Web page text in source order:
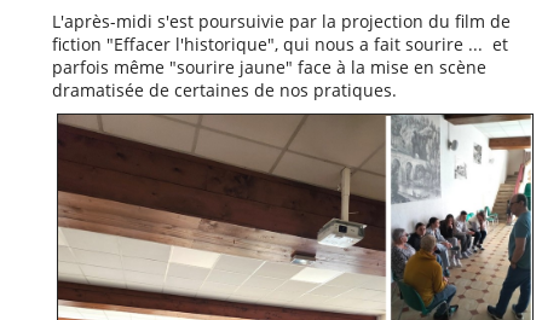
Mieux nous connaître
Notre projet associatif
2025-2028
Notre projet sportif 2025-
Aide pour les voyages
scolaires
Prêt et location de
matériel
L'après-midi s'est poursuivie par la projection du film de
fiction "Effacer l'historique", qui nous a fait sourire ... et
parfois même "sourire jaune" face à la mise en scène
dramatisée de certaines de nos pratiques.